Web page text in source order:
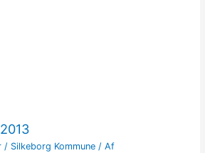
/ Silkeborg Kommune/ Af